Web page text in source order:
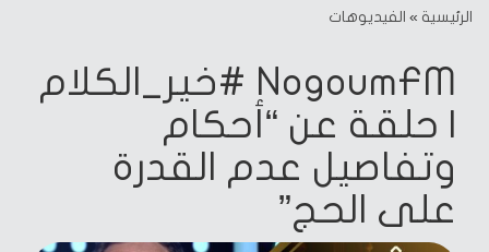
الرئيسية » الفيديوهات
NogoumFM #خير_الكلام
| حلقة عن “أحكام
وتفاصيل عدم القدرة
على الحج”